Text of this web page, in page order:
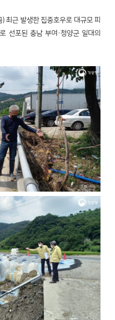
최근 발생한 집중호우로 대규모 피
선포된 충남 부여·청양군 일대의